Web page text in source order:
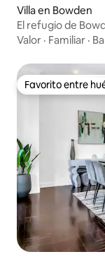
Villa en Bowden
El refugio de
personas
Valor · Familiar ·
Favorito entre
Favorito entre